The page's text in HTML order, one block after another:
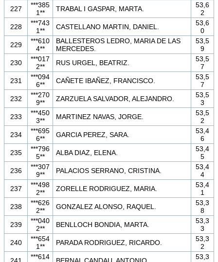
227
***385
1**
TRABAL I GASPAR, MARTA.
53,6
2
228
***743
1**
CASTELLANO MARTIN, DANIEL.
53,6
0
229
***610
4**
BALLESTEROS LEDRO, MARIA DE LAS
MERCEDES.
53,5
9
230
***017
2**
RUS URGEL, BEATRIZ.
53,5
7
231
***094
6**
CAÑETE IBAÑEZ, FRANCISCO.
53,5
7
232
***270
9**
ZARZUELA SALVADOR, ALEJANDRO.
53,5
3
233
***450
3**
MARTINEZ NAVAS, JORGE.
53,5
2
234
***695
6**
GARCIA PEREZ, SARA.
53,4
6
235
***796
5**
ALBA DIAZ, ELENA.
53,4
5
236
***307
9**
PALACIOS SERRANO, CRISTINA.
53,4
4
237
***498
2**
ZORELLE RODRIGUEZ, MARIA.
53,4
1
238
***626
2**
GONZALEZ ALONSO, RAQUEL.
53,3
8
239
***040
2**
BENLLOCH BONDIA, MARTA.
53,3
3
240
***654
1**
PARADA RODRIGUEZ, RICARDO.
53,3
2
241
***614
BERNAL CANDAU, ANTONIO.
53,3